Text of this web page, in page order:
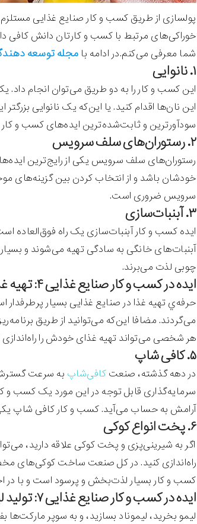
پولسازی از طریق کسب و کار صنایع غذایی
شما معرفی می‌کنم.در ادامه با مجله توسعه
۱. نانوایی
این کسب و کار را به دو طریق می‌توان انجام
این نان‌ها اقدام کنید. یا این‌که یک نانوایی
سودآورترین و ثابت‌شده‌ترین ایده‌های کسب و کار
۲. رستوران‌های سلف سرویس
رستوران‌های سلف سرویس یکی از رایج‌ترین
خودشان باشد و از انتخاب کردن بین گزینه‌های
سرویس ضروری است.
۳. آبنبات‌سازی
ایده کسب و کار آبنبات‌سازی یک راه فوق‌العاده
آبنبات‌های خانگی به سادگی تهیه می‌شوند و
چوبی لذت می‌برند.
ایده در کسب و کار صنایع غذایی ۴: تهیه غذا
حرفه‌ي تهیه غذا در صنایع غذایی بسیار
می‌گردند. مضافا این‌که می‌توانید از طریق
هر شخصی می‌تواند تهیه غذای خودش را راه‌اندازی
۵. کافی شاپ
در دهه گذشته، صنعت کافی‌شاپ به سرعت گسترش
سرمایه‌گذاری قابل توجه در این مورد یک کسب و
آرامش به حساب می‌آید. کسب و کار کافی شاپ یکی
۶. پخت انواع کوکی
اگر به شیرینی‌پزی و پخت کوکی علاقه دارید،
راه‌اندازی کنید. در کل صنعت ساخت کوکی‌های
کسب و کار بسیار لذت‌بخش و پرسود است و با در
ایده در کسب و کار صنایع غذایی ۷: تولید لیموناد
لیمو بخرید، لیموناد بسازید، و به سوپر مارکت‌ها